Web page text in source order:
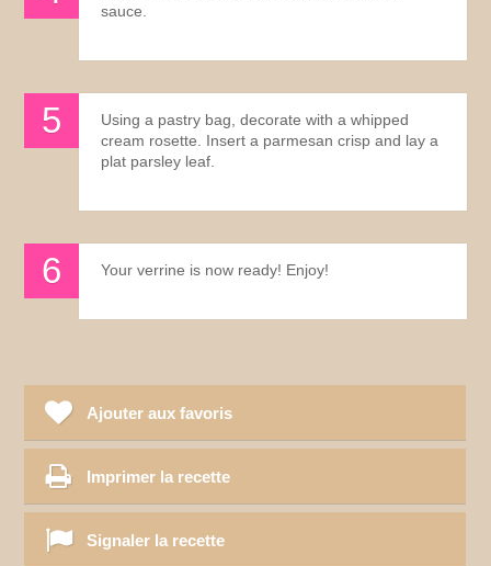
sauce.
Using a pastry bag, decorate with a whipped
cream rosette. Insert a parmesan crisp and lay a
plat parsley leaf.
Your verrine is now ready! Enjoy!
Ajouter aux favoris
Imprimer la recette
Signaler la recette